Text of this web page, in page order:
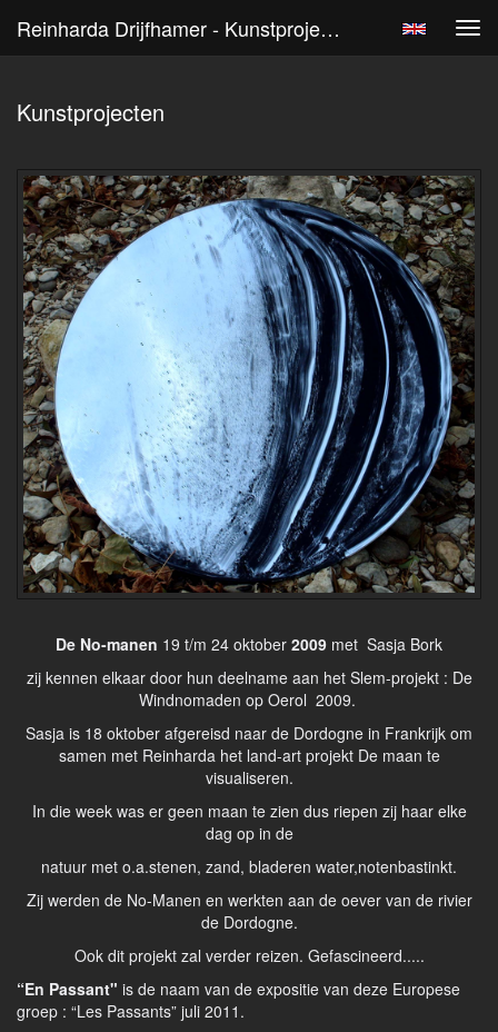
Reinharda Drijfhamer - Kunstprojecten
Kunstprojecten
De No-manen 19 t/m 24 oktober 2009 met Sasja Bork
zij kennen elkaar door hun deelname aan het Slem-projekt : De
Windnomaden op Oerol 2009.
Sasja is 18 oktober afgereisd naar de Dordogne in Frankrijk om
samen met Reinharda het land-art projekt De maan te
visualiseren.
In die week was er geen maan te zien dus riepen zij haar elke
dag op in de
natuur met o.a.stenen, zand, bladeren water,notenbastinkt.
Zij werden de No-Manen en werkten aan de oever van de rivier
de Dordogne.
Ook dit projekt zal verder reizen. Gefascineerd.....
“En Passant" is de naam van de expositie van deze Europese
groep : “Les Passants” juli 2011.